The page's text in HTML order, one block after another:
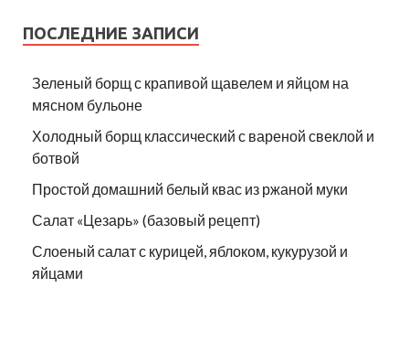
ПОСЛЕДНИЕ ЗАПИСИ
Зеленый борщ с крапивой щавелем и яйцом на
мясном бульоне
Холодный борщ классический с вареной свеклой и
ботвой
Простой домашний белый квас из ржаной муки
Салат «Цезарь» (базовый рецепт)
Слоеный салат с курицей, яблоком, кукурузой и
яйцами